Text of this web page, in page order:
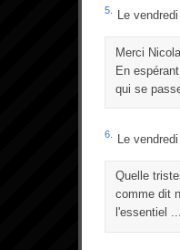
5. Le
Merci
En
qui se
6. Le
Quelle
comme dit
l'essentiel ...